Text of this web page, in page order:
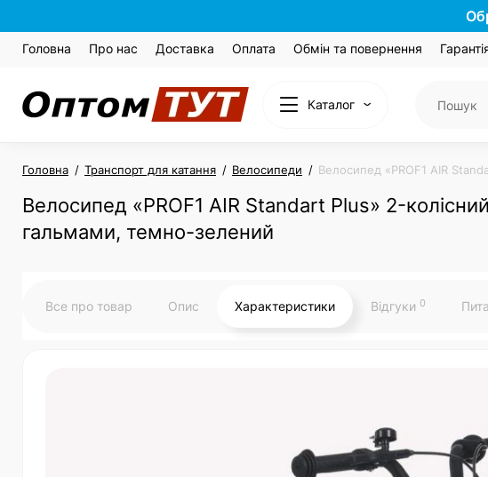
Головна Про нас Доставка Оплата Обмін та повернення
Каталог
Головна Транспорт для катання Велосипеди Велосипед «PROF1 AIR
Велосипед «PROF1 AIR Standart Plus» 2-
гальмами, темно-зелений
Все про товар Опис Характеристики Відгуки 0